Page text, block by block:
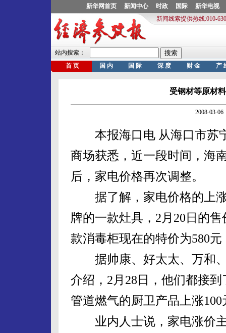
受钢材等原材
2008-03-
本报海口电 从海口市苏
商场获悉，近一段时间，海
后，家电价格再次调整。
据了解，家电价格的上涨
牌的一款灶具，2月20日的
款消毒柜现在的特价为580
据帅康、好太太、万和、
介绍，2月28日，他们都接
管道燃气的厨卫产品上涨
业内人士说，家电涨价主